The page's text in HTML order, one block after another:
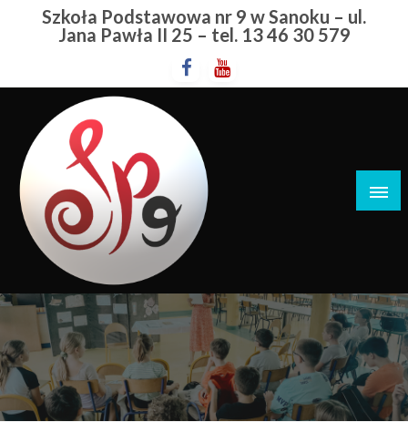
PrzejdźSzkoła Podstawowa nr 9 w Sanoku – ul.
Jana Pawła II 25 – tel. 13 46 30 579
Szkoła Podstawowa nr 9 w Sanoku